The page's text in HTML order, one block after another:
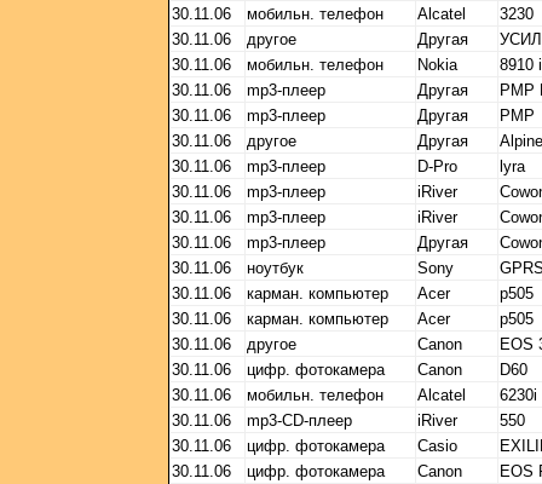
30.11.06
мобильн. телефон Alcatel
3230
30.11.06
другое Другая
30.11.06
мобильн. телефон Nokia
8910
30.11.06
mp3-плеер Другая
PMP
30.11.06
mp3-плеер Другая
PMP
30.11.06
другое Другая
Alpine
30.11.06
mp3-плеер D-Pro
lyra
30.11.06
mp3-плеер iRiver
30.11.06
mp3-плеер iRiver
30.11.06
mp3-плеер Другая
30.11.06
ноутбук Sony
30.11.06
карман. компьютер Acer
p505
30.11.06
карман. компьютер Acer
p505
30.11.06
другое Canon
EOS
30.11.06
цифр. фотокамера Canon
D60
30.11.06
мобильн. телефон Alcatel
6230і
30.11.06
mp3-CD-плеер iRiver
550
30.11.06
цифр. фотокамера Casio
30.11.06
цифр. фотокамера Canon EOS